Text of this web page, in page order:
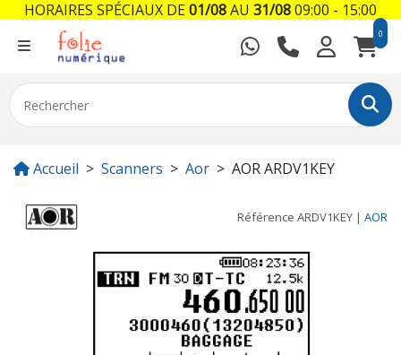
0
Accueil Scanners Aor AOR ARDV1KEY
Référence ARDV1KEY | AOR
HORAIRES SPÉCIAUX DE01/08AU 31/0809:00 - 15:00